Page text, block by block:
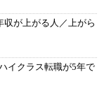
収が上がる人／上がら
イクラス転職が5年で